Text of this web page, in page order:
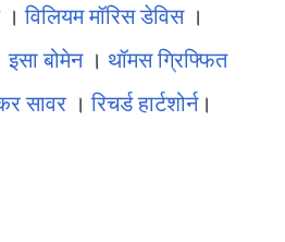
।विलियम मॉरिस डेविस।
इसा बोमेन। थॉमस ग्रिफ्फित
सावर ।रिचर्ड हार्टशोर्न।